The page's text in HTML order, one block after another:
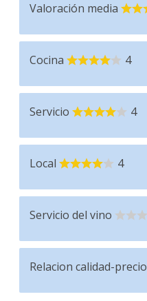
Valoración media
Cocina 4
Servicio 4
Local 4
Servicio del vino
Relacion calidad-precio